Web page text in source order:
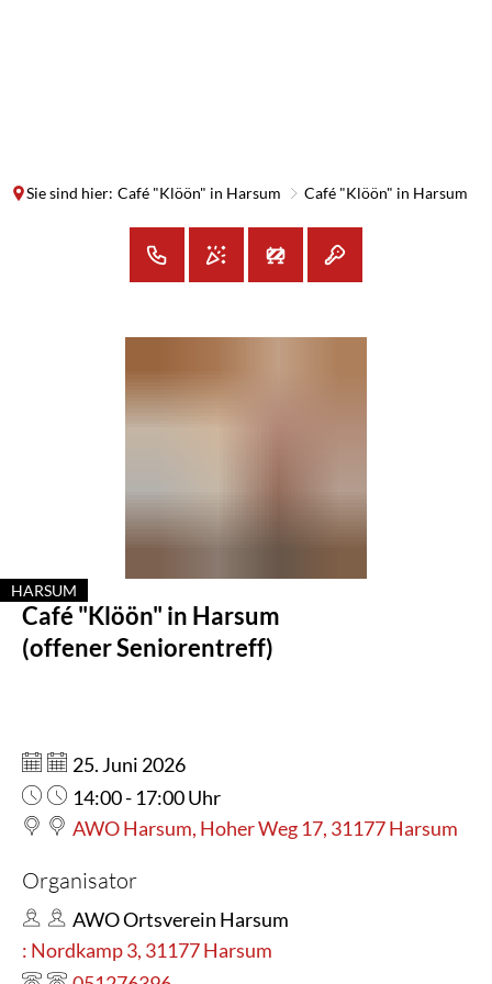
Sie sind hier: Café "Klöön" in Harsum Café "Klöön" in Harsum
Harsum
HARSUM
KATEGORIE: HARSUM
Café "Klöön" in Harsum
(offener Seniorentreff)
Datum:
25. Juni 2026
Uhrzeit:
14:00 - 17:00 Uhr
AWO Harsum, Hoher Weg 17, 31177 Harsum
Organisator
AWO Ortsverein Harsum
: Nordkamp 3, 31177 Harsum